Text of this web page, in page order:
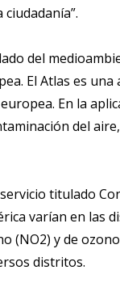
del
El Atlas es
En la
del
titulado
varían en las
(NO2) y de
distritos.